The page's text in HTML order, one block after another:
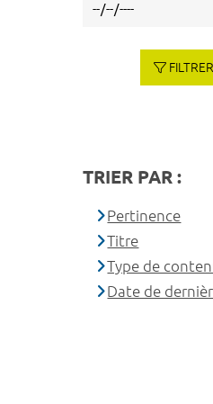
TRIER PAR :
Pertinence
Titre
Type de
Date de